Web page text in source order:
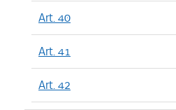
Art. 40
Art. 41
Art. 42